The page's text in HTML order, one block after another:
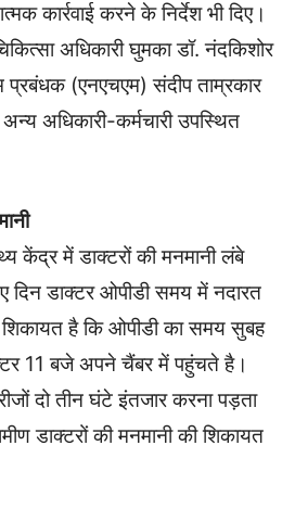
कार्रवाई करने के निर्देश भी दिए।
अधिकारी घुमका डॉ. नंदकिशोर
प्रबंधक (एनएचएम) संदीप ताम्रकार
अधिकारी-कर्मचारी उपस्थित
केंद्र में डाक्टरों की मनमानी लंबे
डाक्टर ओपीडी समय में नदारत
शिकायत है कि ओपीडी का समय सुबह
11 बजे अपने चैंबर में पहुंचते है।
दो तीन घंटे इंतजार करना पड़ता
डाक्टरों की मनमानी की शिकायत